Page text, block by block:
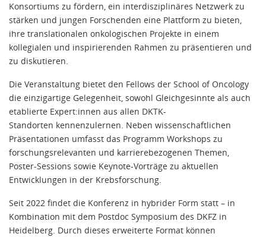
Konsortiums zu fördern, ein interdisziplinäres Netzwerk zu
stärken und jungen Forschenden eine Plattform zu bieten,
ihre translationalen onkologischen Projekte in einem
kollegialen und inspirierenden Rahmen zu präsentieren und
zu diskutieren.
Die Veranstaltung bietet den Fellows der School of Oncology
die einzigartige Gelegenheit, sowohl Gleichgesinnte als auch
etablierte Expert:innen aus allen DKTK-
Standorten kennenzulernen. Neben wissenschaftlichen
Präsentationen umfasst das Programm Workshops zu
forschungsrelevanten und karrierebezogenen Themen,
Poster-Sessions sowie Keynote-Vorträge zu aktuellen
Entwicklungen in der Krebsforschung.
Seit 2022 findet die Konferenz in hybrider Form statt – in
Kombination mit dem Postdoc Symposium des DKFZ in
Heidelberg. Durch dieses erweiterte Format können